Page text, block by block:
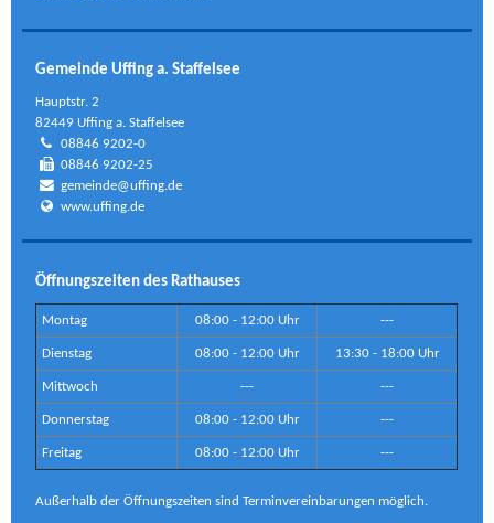
Gemeinde Uffing a. Staffelsee
Hauptstr. 2
82449 Uffing a. Staffelsee
08846 9202-0
08846 9202-25
gemeinde@uffing.de
www.uffing.de
Öffnungszeiten des Rathauses
Montag 08:00 - 12:00 Uhr ---
Dienstag 08:00 - 12:00 Uhr 13:30 - 18:00 Uhr
Mittwoch --- ---
Donnerstag 08:00 - 12:00 Uhr ---
Freitag 08:00 - 12:00 Uhr ---
Außerhalb der Öffnungszeiten sind Terminvereinbarungen möglich.